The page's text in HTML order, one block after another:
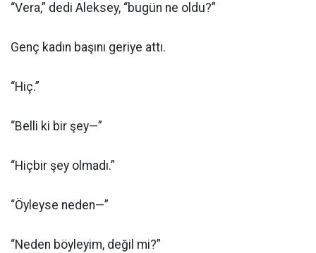
“Vera,” dedi Aleksey, “bugün ne oldu?”
Genç kadın başını geriye attı.
“Hiç.”
“Belli ki bir şey—”
“Hiçbir şey olmadı.”
“Öyleyse neden—”
“Neden böyleyim, değil mi?”